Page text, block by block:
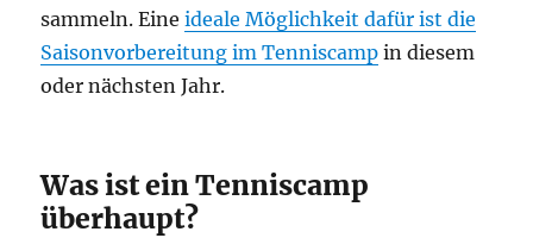
sammeln. Eineideale Möglichkeit dafür ist die
Saisonvorbereitung im Tenniscamp in diesem
oder nächsten Jahr.
Was ist ein Tenniscamp
überhaupt?